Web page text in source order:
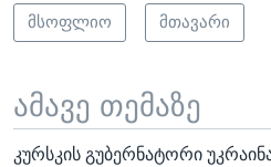
მსოფლიო მთავარი
ამავე თემაზე
კურსკის გუბერნატორი